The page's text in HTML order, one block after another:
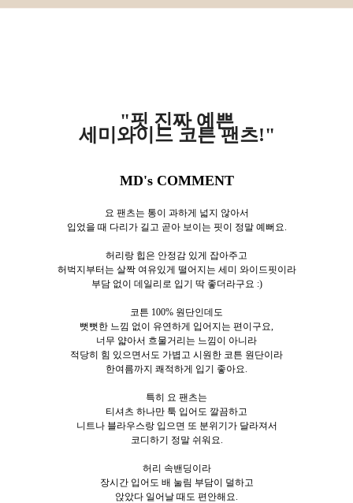
"핏 진짜 예쁜
세미와이드 코튼 팬츠!"
MD's COMMENT
요 팬츠는 통이 과하게 넓지 않아서
입었을 때 다리가 길고 곧아 보이는 핏이 정말 예뻐요.
허리랑 힙은 안정감 있게 잡아주고
허벅지부터는 살짝 여유있게 떨어지는 세미 와이드핏이라
부담 없이 데일리로 입기 딱 좋더라구요 :)
코튼 100% 원단인데도
뻣뻣한 느낌 없이 유연하게 입어지는 편이구요,
너무 얇아서 흐물거리는 느낌이 아니라
적당히 힘 있으면서도 가볍고 시원한 코튼 원단이라
한여름까지 쾌적하게 입기 좋아요.
특히 요 팬츠는
티셔츠 하나만 툭 입어도 깔끔하고
니트나 블라우스랑 입으면 또 분위기가 달라져서
코디하기 정말 쉬워요.
허리 속밴딩이라
장시간 입어도 배 눌림 부담이 덜하고
앉았다 일어날 때도 편안해요.